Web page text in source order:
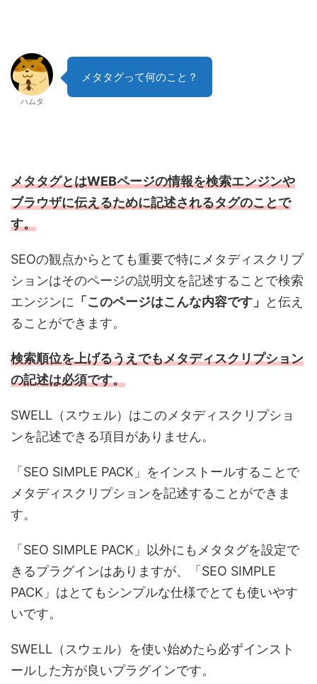
ハムタ
メタタグって何のこと？
メタタグとはWEBページの情報を検索エンジンや
ブラウザに伝えるために記述されるタグのことで
す。
SEOの観点からとても重要で特にメタディスクリプ
ションはそのページの説明文を記述することで検索
エンジンに 「このページはこんな内容です」
と伝え
ることができます。
検索順位を上げるうえでもメタディスクリプション
の記述は必須です。
SWELL（スウェル）はこのメタディスクリプショ
ンを記述できる項目がありません。
「SEO SIMPLE PACK」をインストールすることで
メタディスクリプションを記述することができま
す。
「SEO SIMPLE PACK」以外にもメタタグを設定で
きるプラグインはありますが、「SEO SIMPLE
PACK」はとてもシンプルな仕様でとても使いやす
いです。
SWELL（スウェル）を使い始めたら必ずインスト
ールした方が良いプラグインです。